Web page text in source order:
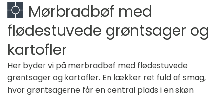
Mørbradbøf med
flødestuvede grøntsager og
kartofler
Her byder vi på mørbradbøf med flødestuvede
grøntsager og kartofler. En lækker ret fuld af smag,
hvor grøntsagerne får en central plads i en skøn